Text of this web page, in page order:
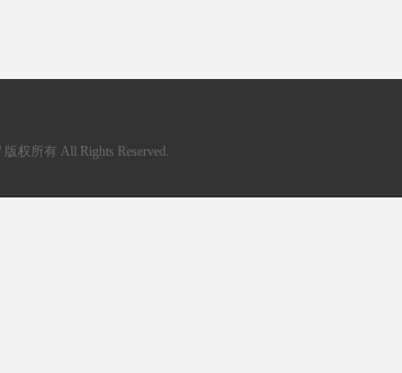
版权所有 All Rights Reserved.